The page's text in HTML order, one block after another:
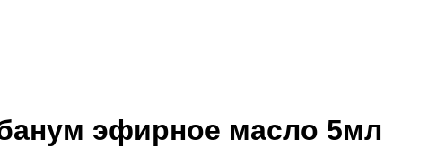
эфирное масло 5мл